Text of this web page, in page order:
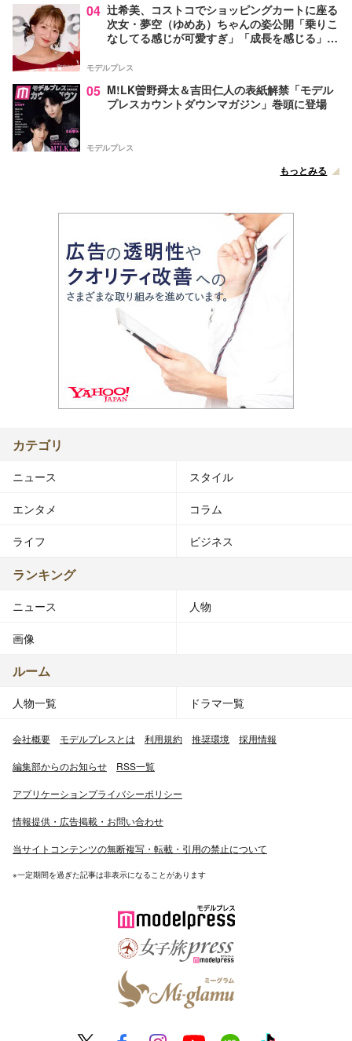
04 辻希美、コストコでショッピングカートに座る
次女・夢空（ゆめあ）ちゃんの姿公開「乗りこ
なしてる感じが可愛すぎ」「成長を感じる」の
モデルプレス
05 M!LK曽野舜太＆吉田仁人の表紙解禁「モデル
プレスカウントダウンマガジン」巻頭に登場
モデルプレス
もっとみる
カテゴリ
ニュース スタイル
エンタメ コラム
ライフ ビジネス
ランキング
ニュース 人物
画像
ルーム
人物一覧 ドラマ一覧
会社概要 モデルプレスとは 利用規約 推奨環境 採用情報
編集部からのお知らせ RSS一覧
アプリケーションプライバシーポリシー
情報提供・広告掲載・お問い合わせ
当サイトコンテンツの無断複写・転載・引用の禁止について
※一定期間を過ぎた記事は非表示になることがあります